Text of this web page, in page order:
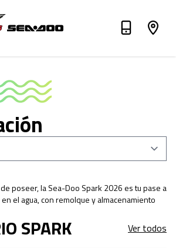
tu intercambio
poseer, la Sea-Doo Spark 2026 es tu pase a
el agua, con remolque y almacenamiento
SPARK Ver todos